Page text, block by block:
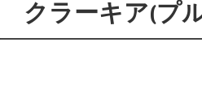
クラーキア(プ